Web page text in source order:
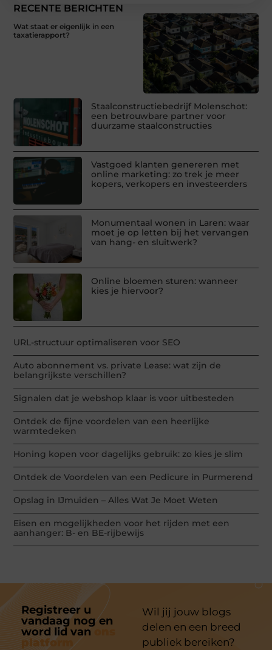
RECENTE BERICHTEN
Wat staat er eigenlijk in een
taxatierapport?
Staalconstructiebedrijf Molenschot:
een betrouwbare partner voor
duurzame staalconstructies
Vastgoed klanten genereren met
online marketing: zo trek je meer
kopers, verkopers en investeerders
Monumentaal wonen in Laren: waar
moet je op letten bij het vervangen
van hang- en sluitwerk?
Online bloemen sturen: wanneer
kies je hiervoor?
URL-structuur optimaliseren voor SEO
Auto abonnement vs. private Lease: wat zijn de
belangrijkste verschillen?
Signalen dat je webshop klaar is voor uitbesteden
Ontdek de fijne voordelen van een heerlijke
warmtedeken
Honing kopen voor dagelijks gebruik: zo kies je slim
Ontdek de Voordelen van een Pedicure in Purmerend
Opslag in IJmuiden – Alles Wat Je Moet Weten
Eisen en mogelijkheden voor het rijden met een
aanhanger: B- en BE-rijbewijs
Registreer u
vandaag nog en
word lid van
platform
Wil jij jouw blogs
delen en een breed
publiek bereiken?